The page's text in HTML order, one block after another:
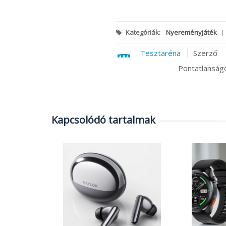
Kategóriák: Nyereményjáték |
Tesztaréna
Szerző
Kapcsolódó tartalmak